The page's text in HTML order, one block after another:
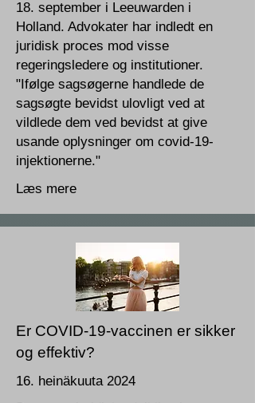
18. september i Leeuwarden i
Holland. Advokater har indledt en
juridisk proces mod visse
regeringsledere og institutioner.
"Ifølge sagsøgerne handlede de
sagsøgte bevidst ulovligt ved at
vildlede dem ved bevidst at give
usande oplysninger om covid-19-
injektionerne."
Læs mere
Er COVID-19-vaccinen er sikker
og effektiv?
16. heinäkuuta 2024